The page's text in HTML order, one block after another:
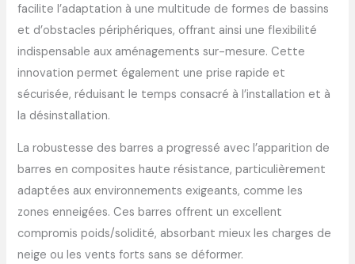
facilite l’adaptation à une multitude de formes de bassins
et d’obstacles périphériques, offrant ainsi une flexibilité
indispensable aux aménagements sur-mesure. Cette
innovation permet également une prise rapide et
sécurisée, réduisant le temps consacré à l’installation et à
la désinstallation.
La robustesse des barres a progressé avec l’apparition de
barres en composites haute résistance, particulièrement
adaptées aux environnements exigeants, comme les
zones enneigées. Ces barres offrent un excellent
compromis poids/solidité, absorbant mieux les charges de
neige ou les vents forts sans se déformer.